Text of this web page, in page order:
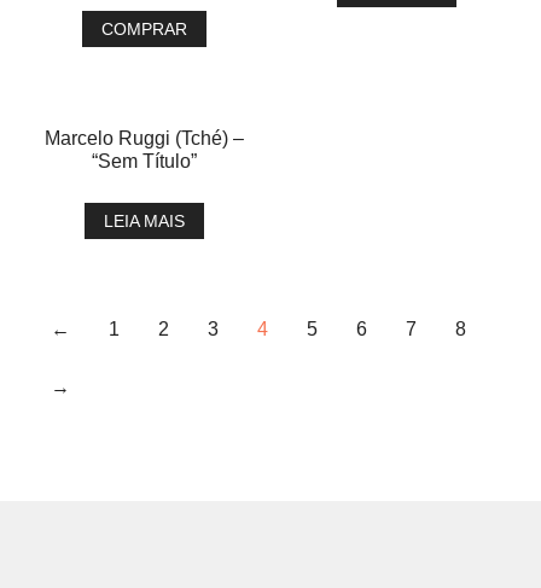
COMPRAR
Marcelo Ruggi (Tché) –
“Sem Título”
LEIA MAIS
← 1 2 3 4 5 6 7 8
→